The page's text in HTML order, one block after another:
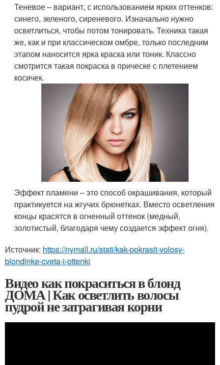
Теневое – вариант, с использованием ярких оттенков:
синего, зеленого, сиреневого. Изначально нужно
осветлиться, чтобы потом тонировать. Техника такая
же, как и при классическом омбре, только последним
этапом наносится ярка краска или тоник. Классно
смотрится такая покраска в прическе с плетением
косичек.
Эффект пламени – это способ окрашивания, который
практикуется на жгучих брюнетках. Вместо осветления
концы красятся в огненный оттенок (медный,
золотистый, благодаря чему создается эффект огня).
Источник: https://nymall.ru/stati/kak-pokrasit-volosy-
blondinke-cveta-i-ottenki
Видео как покраситься в блонд
ДОМА | Как осветлить волосы
пудрой не затрагивая корни